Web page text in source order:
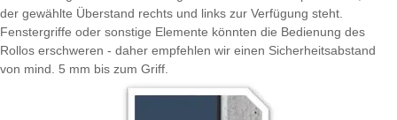
der gewählte Überstand rechts und links zur Verfügung steht.
Fenstergriffe oder sonstige Elemente könnten die Bedienung des
Rollos erschweren - daher empfehlen wir einen Sicherheitsabstand
von mind. 5 mm bis zum Griff.